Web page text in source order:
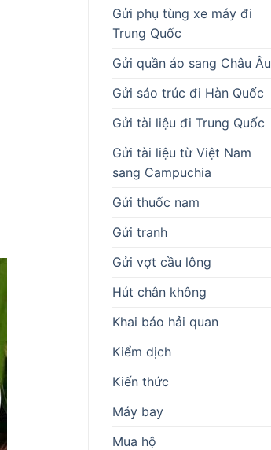
Gửi phụ tùng xe máy đi
Trung Quốc
Gửi quần áo sang Châu Âu
Gửi sáo trúc đi Hàn Quốc
Gửi tài liệu đi Trung Quốc
Gửi tài liệu từ Việt Nam
sang Campuchia
Gửi thuốc nam
Gửi tranh
Gửi vợt cầu lông
Hút chân không
Khai báo hải quan
Kiểm dịch
Kiến thức
Máy bay
Mua hộ